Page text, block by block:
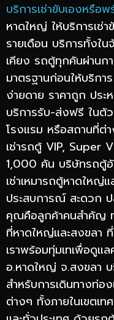
บริการเช่าขับเองหรือ
หาดใหญ่ ให้บริการเช่
รายเดือน บริการทั้งใ
เคียง รถตู้ทุกคันผ่านก
มาตรฐานก่อนให้บริกา
ง่ายดาย ราคาถูก ประ
บริการรับ-ส่งฟรี ในตัว
โรงแรม หรือสถานที่ต่
เช่ารถตู้ VIP, Super
1,000 คัน บริษัทรถตู้
เช่าเหมารถตู้หาดใหญ่
ประสบการณ์ สะดวก
คุณคือลูกค้าคนสำคัญ
ที่หาดใหญ่และสงขลา
เราพร้อมทุ่มเทเพื่อดู
อ.หาดใหญ่ จ.สงขลา
สำหรับการเดินทางท่อ
ต่างๆ ทั้งภายในเขตเ